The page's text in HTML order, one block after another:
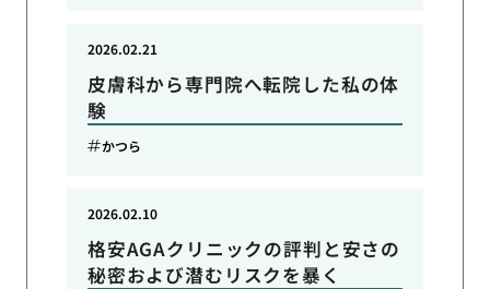
皮膚科から専門院へ転院した私の体
験
2026.02.21
かつら
格安AGAクリニックの評判と安さの
秘密および潜むリスクを暴く
2026.02.10